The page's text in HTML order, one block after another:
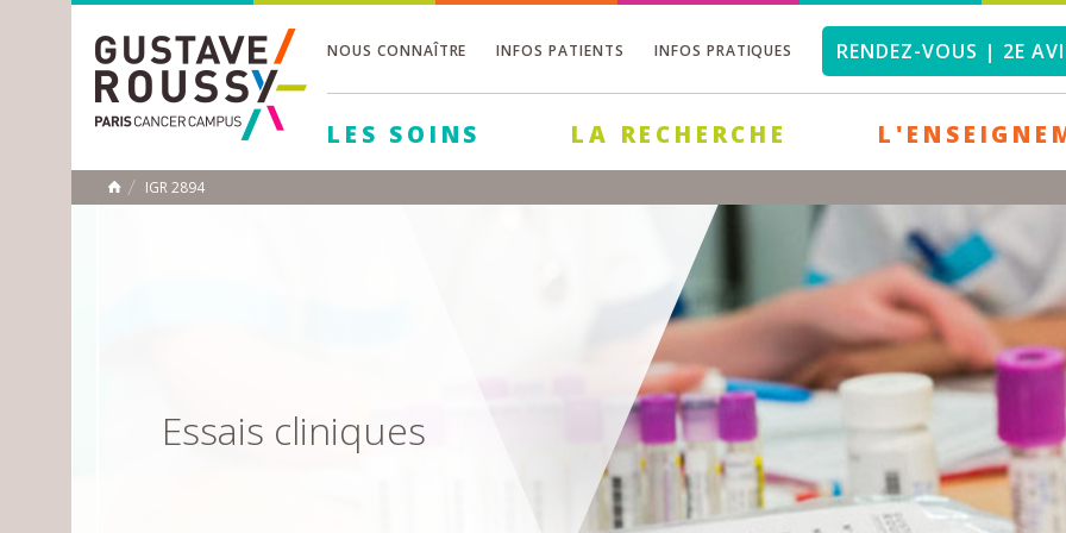
NOUS CONNAÎTRE INFOS PATIENTS INFOS PRATIQUES RENDEZ-VOUS | 2E
LES SOINS LA RECHERCHE
ACCUEIL
IGR 2894
Essais cliniques